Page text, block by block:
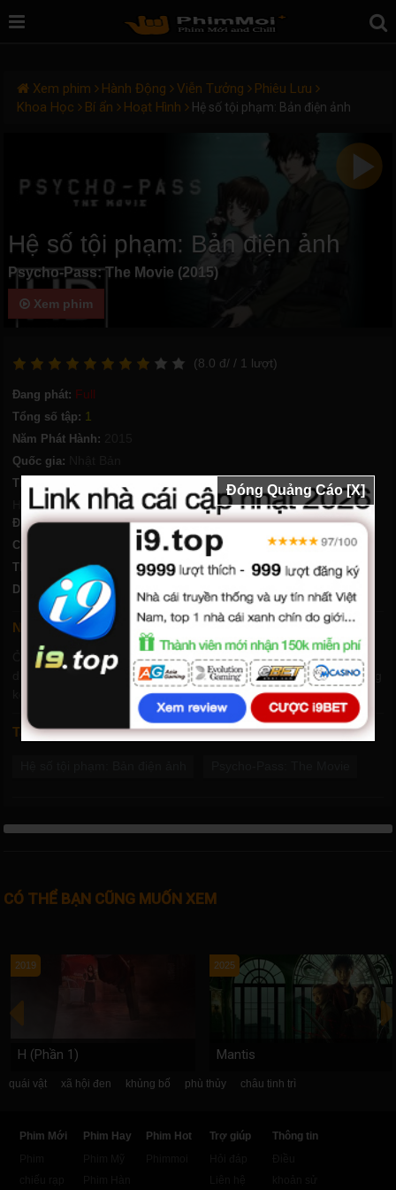
Xem phim Hành Động Viễn Tưởng Phiêu Lưu
Khoa Học Bí ẩn Hoạt Hình Hệ số tội phạm: Bản điện ảnh
Hệ số tội phạm: Bản điện ảnh
Psycho-Pass: The Movie (2015)
Xem phim
(8.0 đ/ / 1 lượt)
Đang phát: Full
Tổng số tập: 1
Năm Phát Hành:
Quốc gia:
Thể loại: Phiêu Lưu ,Khoa Học , Bí ẩn,
Hoạt Hình
Đạo diễn:
Chất lượng:
Thời lượng:1g 53ph
Diễn viên: Hanazawa Kana Seki Tomokazu Nojima Kenji
Nội dung phim Hệ số tội phạm: Bản điện ảnh
Ở Nhật Bản trong tương lai, một mạng lưới các công cụ giám sát
dự đoán tội phạm đã sẵn sàng ra mắt trên toàn thế giới khi những
kẻ khủng bố xâm nhập vào hệ thống.
Tags
CÓ THỂ BẠN CŨNG MUỐN XEM
2019
H (Phần 1)
2025
Mantis
quái vật xã hội đen khủng bố phù thủy châu tinh trì
Đóng Quảng Cáo [X]
Phim Mới
Phim Hay
Phim Hot
Trợ giúp
Thông tin